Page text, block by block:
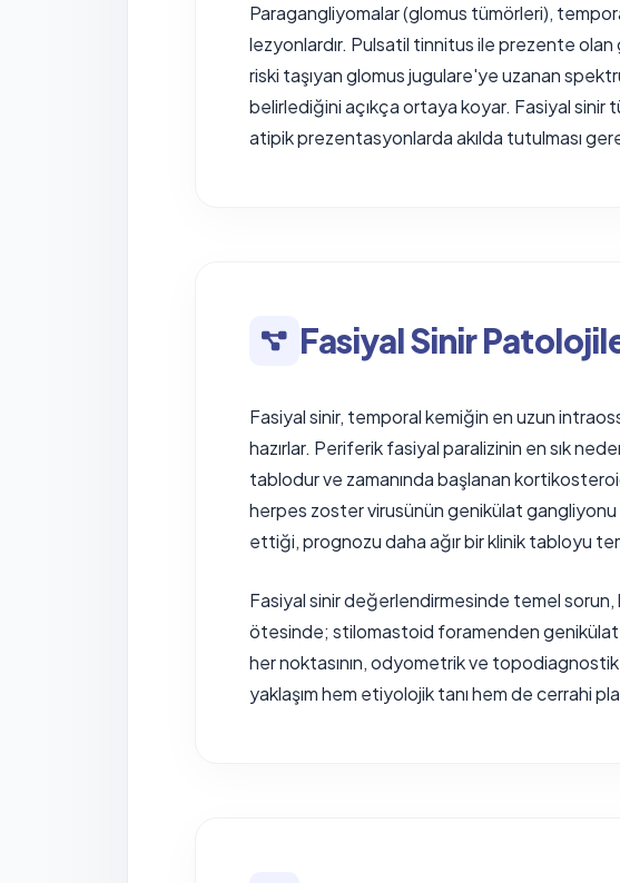
Paragangliyomalar (glomus tümörleri),
lezyonlardır. Pulsatil tinnitus ile prezente
riski taşıyan glomus jugulare'ye uzanan
belirlediğini açıkça ortaya koyar. Fasiyal sinir
atipik prezentasyonlarda akılda tutulması
Fasiyal Sinir
Fasiyal sinir, temporal kemiğin en uzun
hazırlar. Periferik fasiyal paralizinin en sık
tablodur ve zamanında başlanan
herpes zoster virusünün genikülat
ettiği, prognozu daha ağır bir klinik tabloyu
Fasiyal sinir değerlendirmesinde temel sorun,
ötesinde; stilomastoid foramenden genikülat
her noktasının, odyometrik ve
yaklaşım hem etiyolojik tanı hem de cerrahi